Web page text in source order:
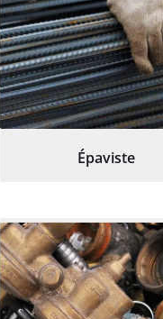
Épaviste